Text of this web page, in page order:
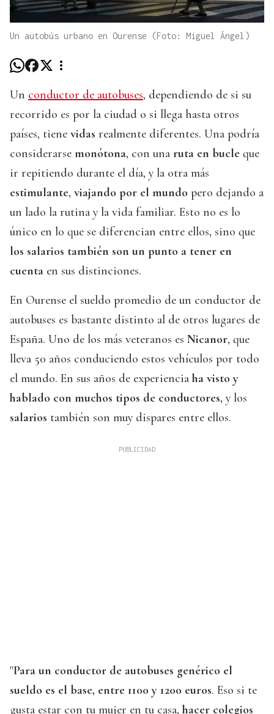
Un autobús urbano en Ourense (Foto: Miguel Ángel)
Un conductor de autobuses, dependiendo de si su
recorrido es por la ciudad o si llega hasta otros
países, tiene vidas realmente diferentes. Una podría
considerarse monótona, con una ruta en bucle que
ir repitiendo durante el día, y la otra más
estimulante, viajando por el mundo pero dejando a
un lado la rutina y la vida familiar. Esto no es lo
único en lo que se diferencian entre ellos, sino que
los salarios también son un punto a tener en
cuenta en sus distinciones.
En Ourense el sueldo promedio de un conductor de
autobuses es bastante distinto al de otros lugares de
España. Uno de los más veteranos es Nicanor, que
lleva 50 años conduciendo estos vehículos por todo
el mundo. En sus años de experiencia ha visto y
hablado con muchos tipos de conductores, y los
salarios también son muy dispares entre ellos.
"Para un conductor de autobuses genérico el
sueldo es el base, entre 1100 y 1200 euros. Eso si te
gusta estar con tu mujer en tu casa, hacer colegios